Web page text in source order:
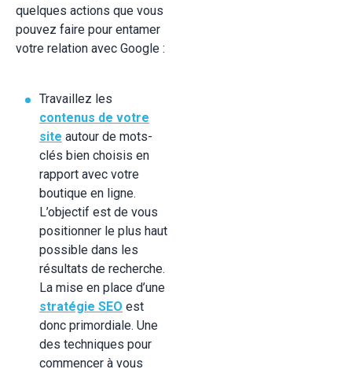
quelques actions que vous
pouvez faire pour entamer
votre relation avec Google :
Travaillez les
contenus de votre
site autour de mots-
clés bien choisis en
rapport avec votre
boutique en ligne.
L’objectif est de vous
positionner le plus haut
possible dans les
résultats de recherche.
La mise en place d’une
stratégie SEO est
donc primordiale. Une
des techniques pour
commencer à vous